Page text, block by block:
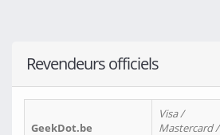
Revendeurs officiels
GeekDot.be
Visa /
Mastercard /